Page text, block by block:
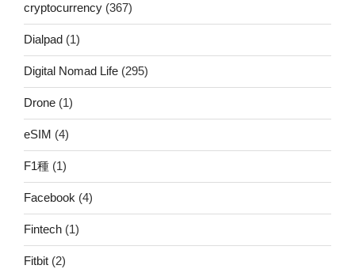
cryptocurrency (367)
Dialpad (1)
Digital Nomad Life (295)
Drone (1)
eSIM (4)
F1種 (1)
Facebook (4)
Fintech (1)
Fitbit (2)